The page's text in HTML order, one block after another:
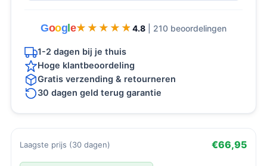
Goog e★★★★★
★★★★★ 4.8 | 210 beoordelingen
1-2 dagen bij je thuis
Hoge klantbeoordeling
Gratis verzending & retourneren
30 dagen geld terug garantie
Laagste prijs (30 dagen) €66,95